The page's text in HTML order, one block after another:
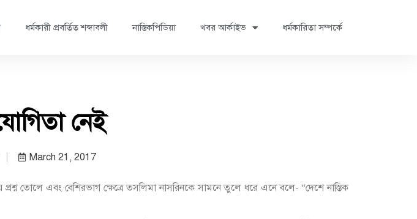
ধর্মকারী প্রবর্তিত শব্দাবলী নাস্তিকপিডিয়া খবর আর্কাইভ ধর্মকারিতা সম্পর্কে
নেই
March 21, 2017
প্রশ্ন তোলে এবং বেশিরভাগ ক্ষেত্রে তসলিমা নাসরিনকে সামনে তুলে ধরে এনে বলে- “দেশে নাস্তিক